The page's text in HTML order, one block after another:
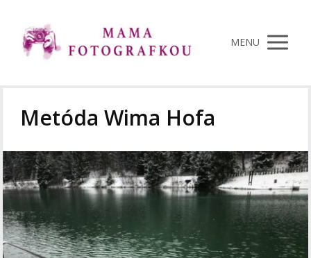
MENU
Metóda Wima Hofa